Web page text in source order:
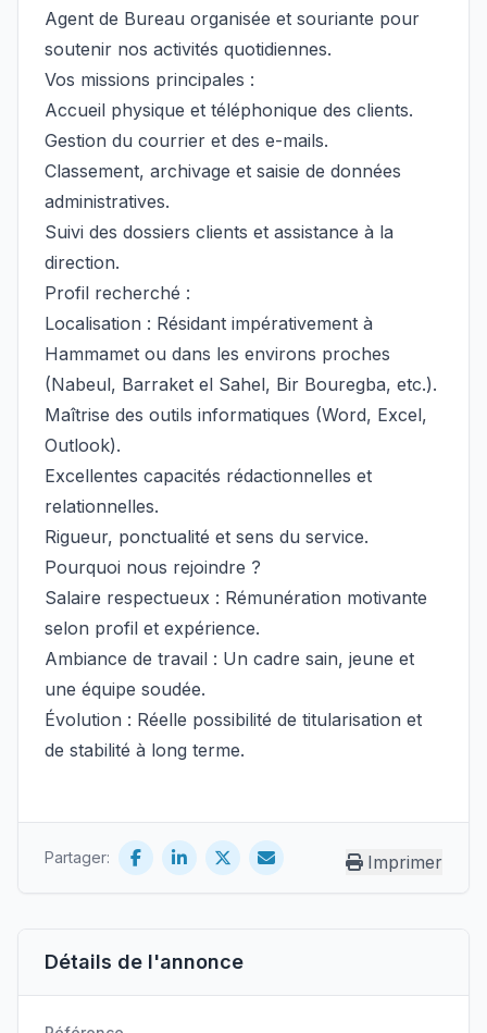
Détails de l'annonce
Agent de Bureau organisée et souriante pour
soutenir nos activités quotidiennes.
Vos missions principales :
Accueil physique et téléphonique des clients.
Gestion du courrier et des e-mails.
Classement, archivage et saisie de données
administratives.
Suivi des dossiers clients et assistance à la
direction.
Profil recherché :
Localisation : Résidant impérativement à
Hammamet ou dans les environs proches
(Nabeul, Barraket el Sahel, Bir Bouregba, etc.).
Maîtrise des outils informatiques (Word, Excel,
Outlook).
Excellentes capacités rédactionnelles et
relationnelles.
Rigueur, ponctualité et sens du service.
Pourquoi nous rejoindre ?
Salaire respectueux : Rémunération motivante
selon profil et expérience.
Ambiance de travail : Un cadre sain, jeune et
une équipe soudée.
Évolution : Réelle possibilité de titularisation et
de stabilité à long terme.
Partager: Imprimer